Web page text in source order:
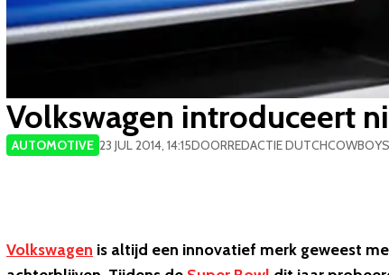
Volkswagen introduceert
AUTOMOTIVE 23 JUL 2014, 14:15DOORREDACTIE DUTCHCOWBOYS
Volkswagen is altijd een innovatief merk geweest